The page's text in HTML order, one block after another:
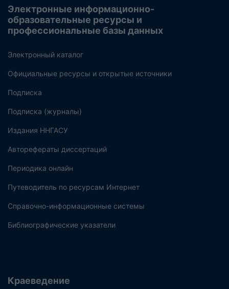
Электронные информационно-
образовательные ресурсы и
профессиональные базы данных
Электронный каталог
Официальные ресурсы и открытые источники
Подписка
Подписка (журналы)
Издания ННГАСУ
Авторефераты диссертаций
Периодика онлайн
Путеводитель по ресурсам Интернет
Справочно-информационные системы
Библиографические указатели
Краеведение